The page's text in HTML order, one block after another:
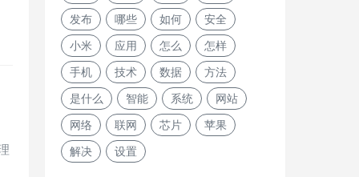
发布 哪些 如何 安全
小米 应用 怎么 怎样
手机 技术 数据 方法
是什么 智能 系统 网站
网络 联网 芯片 苹果
解决 设置